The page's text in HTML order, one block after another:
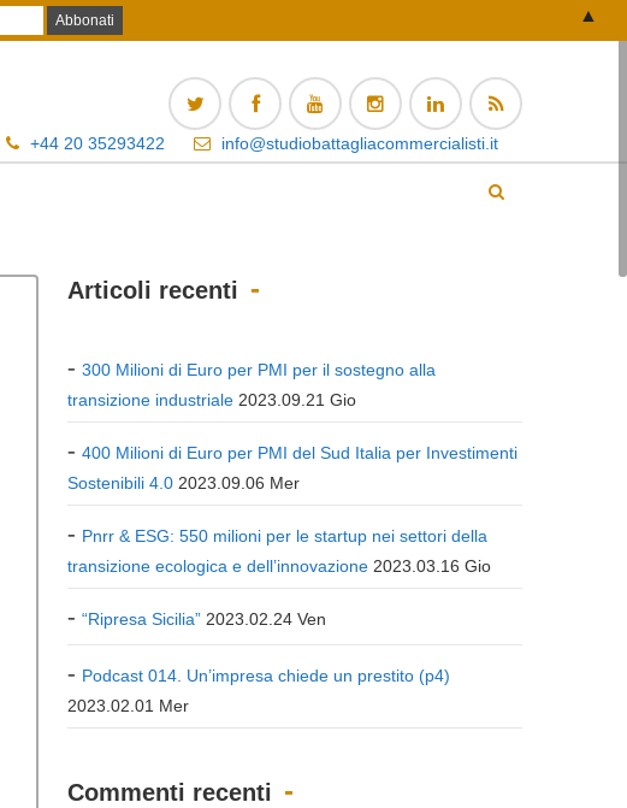
+44 20 35293422 info@studiobattagliacommercialisti.it
Articoli recenti
300 Milioni di Euro per PMI per il sostegno alla
transizione industriale 2023.09.21 Gio
400 Milioni di Euro per PMI del Sud Italia per Investimenti
Sostenibili 4.0 2023.09.06 Mer
Pnrr & ESG: 550 milioni per le startup nei settori della
transizione ecologica e dell’innovazione 2023.03.16 Gio
“Ripresa Sicilia” 2023.02.24 Ven
Podcast 014. Un’impresa chiede un prestito (p4)
2023.02.01 Mer
Commenti recenti
▲